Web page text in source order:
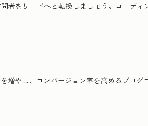
をリードへと転換しましょう。コーディ
やし、コンバージョン率を高めるブログ